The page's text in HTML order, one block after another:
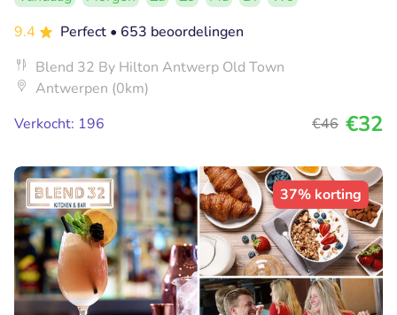
9.4
Perfect • 653 beoordelingen
Blend 32 By Hilton Antwerp Old Town
Antwerpen (0km)
Verkocht: 196
€46 €32
37% korting